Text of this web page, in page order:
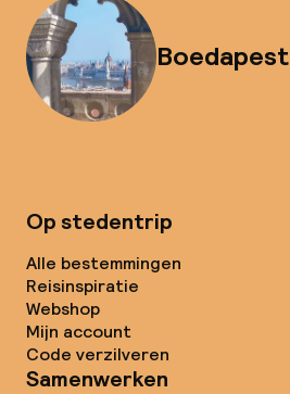
Boedapest
Op stedentrip
Alle bestemmingen
Reisinspiratie
Webshop
Mijn account
Code verzilveren
Samenwerken